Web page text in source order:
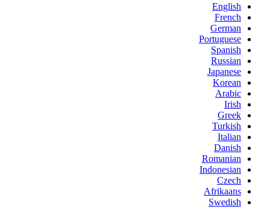
English
French
German
Portuguese
Spanish
Russian
Japanese
Korean
Arabic
Irish
Greek
Turkish
Italian
Danish
Romanian
Indonesian
Czech
Afrikaans
Swedish